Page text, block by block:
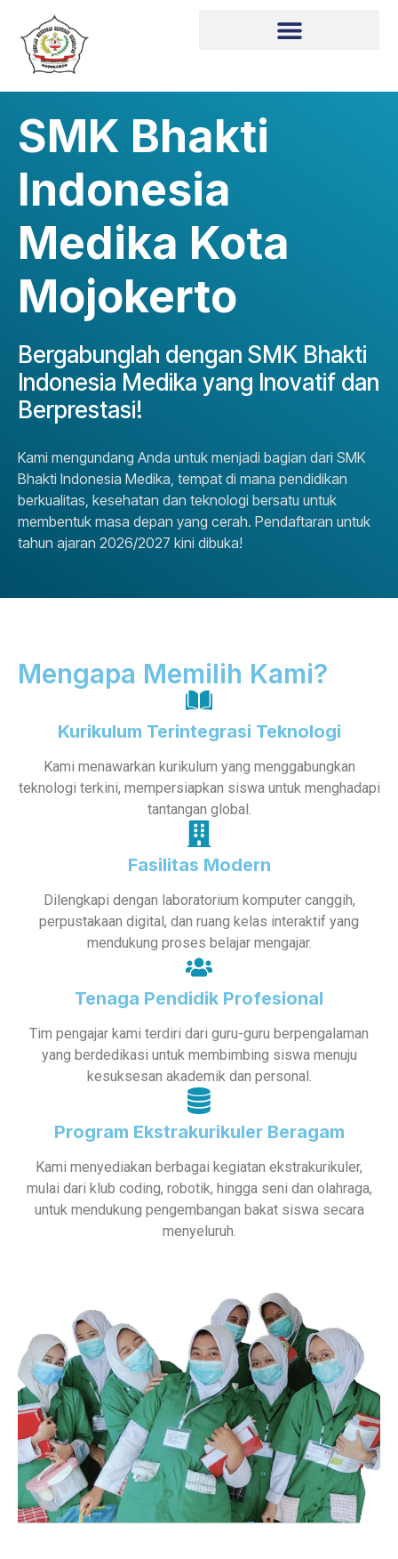
SMK Bhakti
Indonesia
Medika Kota
Mojokerto
Bergabunglah dengan SMK Bhakti
Indonesia Medika yang Inovatif dan
Berprestasi!
Kami mengundang Anda untuk menjadi bagian dari SMK
Bhakti Indonesia Medika, tempat di mana pendidikan
berkualitas, kesehatan dan teknologi bersatu untuk
membentuk masa depan yang cerah. Pendaftaran untuk
tahun ajaran 2026/2027 kini dibuka!
Mengapa Memilih Kami?
Kurikulum Terintegrasi Teknologi
Kami menawarkan kurikulum yang menggabungkan
teknologi terkini, mempersiapkan siswa untuk menghadapi
tantangan global.
Fasilitas Modern
Dilengkapi dengan laboratorium komputer canggih,
perpustakaan digital, dan ruang kelas interaktif yang
mendukung proses belajar mengajar.
Tenaga Pendidik Profesional
Tim pengajar kami terdiri dari guru-guru berpengalaman
yang berdedikasi untuk membimbing siswa menuju
kesuksesan akademik dan personal.
Program Ekstrakurikuler Beragam
Kami menyediakan berbagai kegiatan ekstrakurikuler,
mulai dari klub coding, robotik, hingga seni dan olahraga,
untuk mendukung pengembangan bakat siswa secara
menyeluruh.